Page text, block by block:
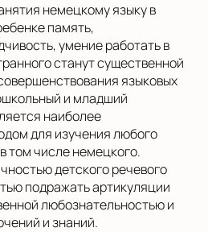
немецкому языку в
память,
умение работать в
станут существенной
языковых
и младший
наиболее
для изучения любого
том числе немецкого.
детского речевого
подражать артикуляции
любознательностью и
и знаний.